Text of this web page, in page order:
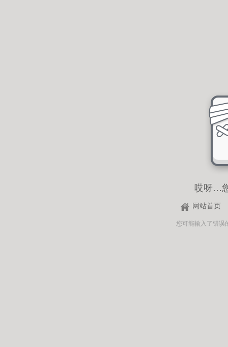
哎呀…
网站首页
您可能输入了错误